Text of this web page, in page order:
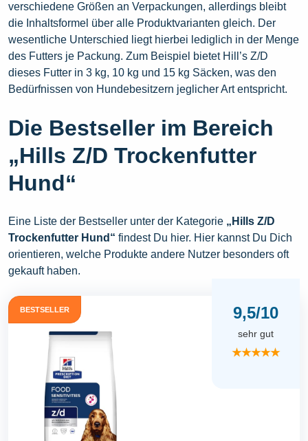
verschiedene Größen an Verpackungen, allerdings bleibt
die Inhaltsformel über alle Produktvarianten gleich. Der
wesentliche Unterschied liegt hierbei lediglich in der Menge
des Futters je Packung. Zum Beispiel bietet Hill’s Z/D
dieses Futter in 3 kg, 10 kg und 15 kg Säcken, was den
Bedürfnissen von Hundebesitzern jeglicher Art entspricht.
Die Bestseller im Bereich
„Hills Z/D Trockenfutter
Hund“
Eine Liste der Bestseller unter der Kategorie „Hills Z/D
Trockenfutter Hund“ findest Du hier. Hier kannst Du Dich
orientieren, welche Produkte andere Nutzer besonders oft
gekauft haben.
BESTSELLER 9,5/10
sehr gut
★★★★★